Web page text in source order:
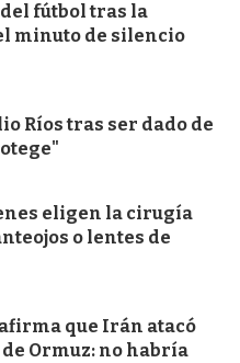
fútbol tras la
minuto de silencio
Ríos tras ser dado de
eligen la cirugía
o lentes de
que Irán atacó
Ormuz: no habría